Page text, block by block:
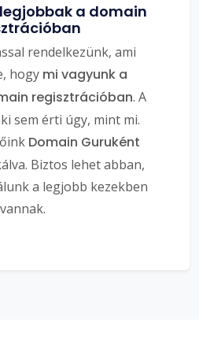
a domain
rendelkezünk, ami
hogy mi vagyunk a
regisztrációban. A
sem érti úgy, mint mi.
Domain Guruként
Biztos lehet abban,
a legjobb kezekben
vannak.